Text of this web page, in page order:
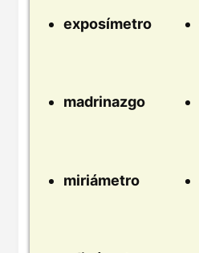
exposímetro
madrinazgo
miriámetro